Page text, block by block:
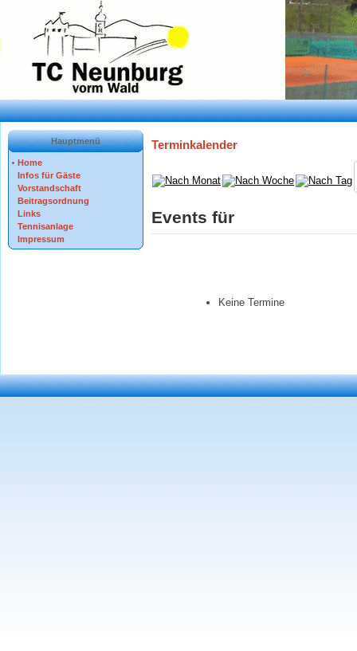
Hauptmenü
Home
Infos für Gäste
Vorstandschaft
Beitragsordnung
Links
Tennisanlage
Impressum
Terminkalender
Events für
Keine Termine